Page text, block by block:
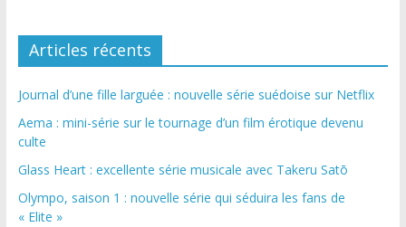
Articles récents
Journal d’une fille larguée : nouvelle série suédoise sur Netflix
Aema : mini-série sur le tournage d’un film érotique devenu
culte
Glass Heart : excellente série musicale avec Takeru Satō
Olympo, saison 1 : nouvelle série qui séduira les fans de
« Elite »